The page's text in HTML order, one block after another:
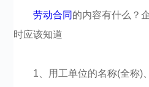
劳动合同 的内容有什么？
时应该知道
1、用工单位的名称(全称)